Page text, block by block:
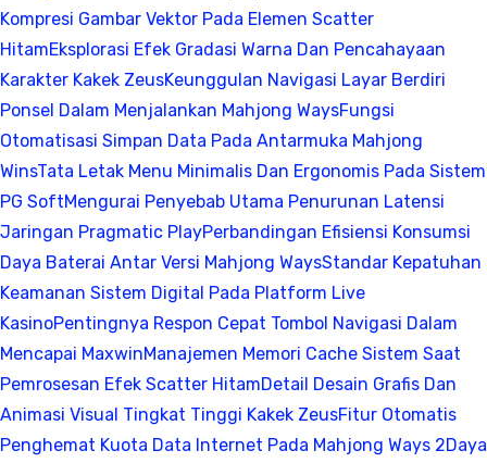
Kompresi Gambar Vektor Pada Elemen Scatter
HitamEksplorasi Efek Gradasi Warna Dan Pencahayaan
Karakter Kakek ZeusKeunggulan Navigasi Layar Berdiri
Ponsel Dalam Menjalankan Mahjong WaysFungsi
Otomatisasi Simpan Data Pada Antarmuka Mahjong
WinsTata Letak Menu Minimalis Dan Ergonomis Pada Sistem
PG SoftMengurai Penyebab Utama Penurunan Latensi
Jaringan Pragmatic PlayPerbandingan Efisiensi Konsumsi
Daya Baterai Antar Versi Mahjong WaysStandar Kepatuhan
Keamanan Sistem Digital Pada Platform Live
KasinoPentingnya Respon Cepat Tombol Navigasi Dalam
Mencapai MaxwinManajemen Memori Cache Sistem Saat
Pemrosesan Efek Scatter HitamDetail Desain Grafis Dan
Animasi Visual Tingkat Tinggi Kakek ZeusFitur Otomatis
Penghemat Kuota Data Internet Pada Mahjong Ways 2Daya